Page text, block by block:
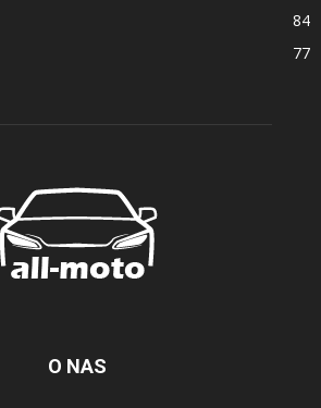
84
77
O NAS